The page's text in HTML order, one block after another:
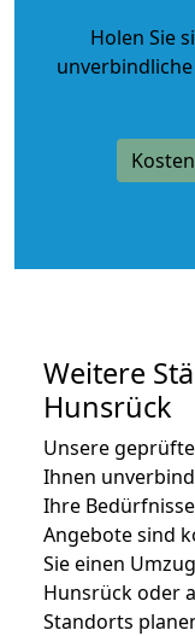
Holen Sie
Weitere
Hunsrück
Unsere
Ihnen
Ihre
Angebote sind
Sie einen
Hunsrück oder
Standorts